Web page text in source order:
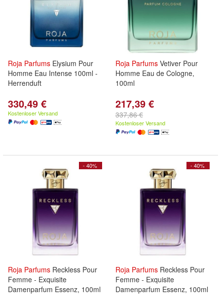
Roja Parfums Elysium Pour
Homme Eau Intense 100ml -
Herrenduft
330,49 €
Kostenloser Versand
Roja Parfums Vetiver Pour
Homme Eau de Cologne,
100ml
217,39 €
337,86 €
Kostenloser Versand
- 40%
Roja Parfums Reckless Pour
Femme - Exquisite
Damenparfum Essenz, 100ml
- 40%
Roja Parfums Reckless Pour
Femme - Exquisite
Damenparfum Essenz, 100ml